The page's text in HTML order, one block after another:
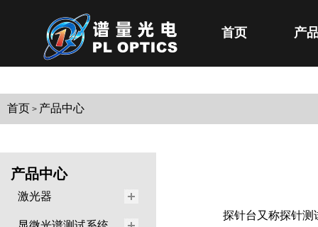
首页 产
首页 > 产品中心
产品中心
激光器
探针台又称探针测